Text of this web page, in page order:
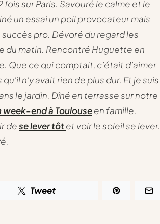
fois sur Paris. Savouré le calme et le
un essai un poil provocateur mais
pro. Dévoré du regard les
du matin. Rencontré Huguette en
Que ce qui comptait, c’était d’aimer
n’y avait rien de plus dur. Et je suis
le jardin. Dîné en terrasse sur notre
week-end à Toulouseen famille.
dese lever tôtet voir le soleil se lever.
Tweet